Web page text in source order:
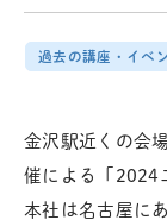
お問い合
過去の講座・イベ
金沢駅近くの会
催による「2024
本社は名古屋に